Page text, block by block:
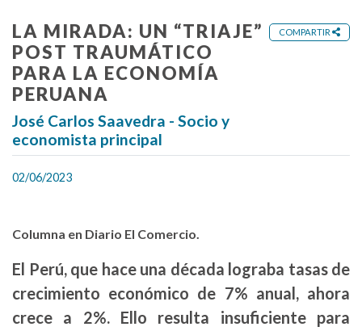
LA MIRADA: UN “TRIAJE”
POST TRAUMÁTICO
PARA LA ECONOMÍA
PERUANA
José Carlos Saavedra - Socio y
economista principal
COMPARTIR
02/06/2023
Columna en Diario El Comercio.
El Perú, que hace una década lograba tasas de
crecimiento económico de 7% anual, ahora
crece a 2%. Ello resulta insuficiente para